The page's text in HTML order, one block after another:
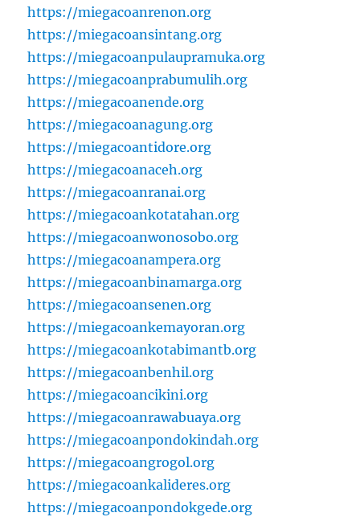
https://miegacoanrenon.org
https://miegacoansintang.org
https://miegacoanpulaupramuka.org
https://miegacoanprabumulih.org
https://miegacoanende.org
https://miegacoanagung.org
https://miegacoantidore.org
https://miegacoanaceh.org
https://miegacoanranai.org
https://miegacoankotatahan.org
https://miegacoanwonosobo.org
https://miegacoanampera.org
https://miegacoanbinamarga.org
https://miegacoansenen.org
https://miegacoankemayoran.org
https://miegacoankotabimantb.org
https://miegacoanbenhil.org
https://miegacoancikini.org
https://miegacoanrawabuaya.org
https://miegacoanpondokindah.org
https://miegacoangrogol.org
https://miegacoankalideres.org
https://miegacoanpondokgede.org